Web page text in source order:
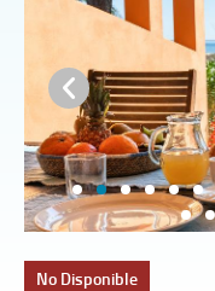
No Disponible